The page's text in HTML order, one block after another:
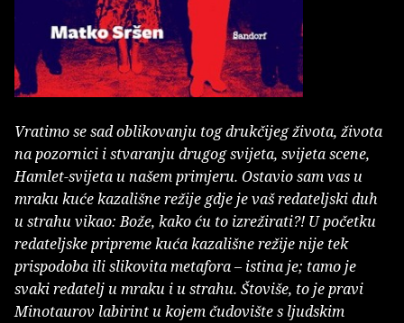
Vratimo se sad oblikovanju tog drukčijeg života, života
na pozornici i stvaranju drugog svijeta, svijeta scene,
Hamlet-svijeta u našem primjeru. Ostavio sam vas u
mraku kuće kazališne režije gdje je vaš redateljski duh
u strahu vikao: Bože, kako ću to izrežirati?! U početku
redateljske pripreme kuća kazališne režije nije tek
prispodoba ili slikovita metafora – istina je; tamo je
svaki redatelj u mraku i u strahu. Štoviše, to je pravi
Minotaurov labirint u kojem čudovište s ljudskim